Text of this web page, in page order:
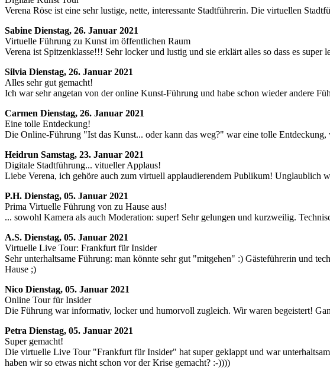
Verena Röse ist eine sehr lustige, nette, interessante Stadtführerin. Die virtuellen
Sabine Dienstag, 26. Januar 2021
Virtuelle Führung zu Kunst im öffentlichen Raum
Verena ist Spitzenklasse!!! Sehr locker und lustig und sie erklärt alles so dass es super
Silvia Dienstag, 26. Januar 2021
Alles sehr gut gemacht!
Ich war sehr angetan von der online Kunst-Führung und habe schon wieder andere
Carmen Dienstag, 26. Januar 2021
Eine tolle Entdeckung!
Die Online-Führung "Ist das Kunst... oder kann das weg?" war eine tolle
Heidrun Samstag, 23. Januar 2021
Digitale Stadtführung... vitueller Applaus!
Liebe Verena, ich gehöre auch zum virtuell applaudierendem Publikum!
P.H. Dienstag, 05. Januar 2021
Prima Virtuelle Führung von zu Hause aus!
... sowohl Kamera als auch Moderation: super! Sehr gelungen und kurzweilig.
A.S. Dienstag, 05. Januar 2021
Virtuelle Live Tour: Frankfurt für Insider
Sehr unterhaltsame Führung: man könnte sehr gut "mitgehen" :) Gästeführerin und
Hause ;)
Nico Dienstag, 05. Januar 2021
Online Tour für Insider
Die Führung war informativ, locker und humorvoll zugleich. Wir waren begeistert!
Petra Dienstag, 05. Januar 2021
Super gemacht!
Die virtuelle Live Tour "Frankfurt für Insider" hat super geklappt und war
haben wir so etwas nicht schon vor der Krise gemacht? :-))))